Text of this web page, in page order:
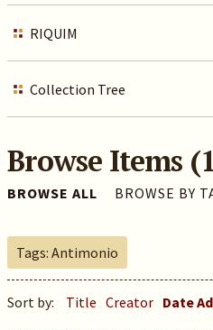
RIQUIM
Collection Tree
Browse Items
BROWSE ALL BROWSE BY
Tags: Antimonio
Sort by: Title Creator Date